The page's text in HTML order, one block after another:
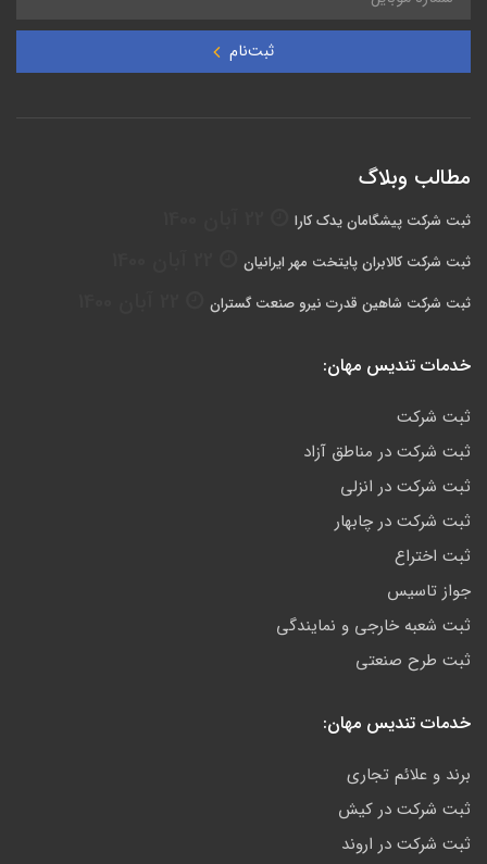
ثبت‌نام
مطالب وبلاگ
ثبت شرکت پیشگامان یدک کارا
ثبت شرکت کالابران پایتخت مهر ایرانیان
ثبت شرکت شاهین قدرت نیرو صنعت گستران
خدمات تندیس مهان:
ثبت شرکت
ثبت شرکت در مناطق آزاد
ثبت شرکت در انزلی
ثبت شرکت در چابهار
ثبت اختراع
جواز تاسیس
ثبت شعبه خارجی و نمایندگی
ثبت طرح صنعتی
خدمات تندیس مهان:
برند و علائم تجاری
ثبت شرکت در کیش
ثبت شرکت در اروند